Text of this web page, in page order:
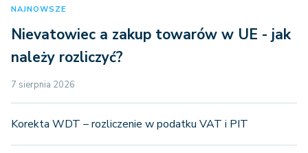
NAJNOWSZE
Nievatowiec a zakup towarów w UE - jak
należy rozliczyć?
7 sierpnia 2026
Korekta WDT – rozliczenie w podatku VAT i PIT